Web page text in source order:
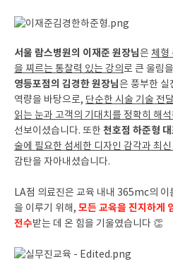
서울 람스병원의 이재준 원장님은 체형
을 찌르는 통찰력 있는 강의로 큰 울림
영등포점의 김경한 원장님은 풍부한 실
역량을 바탕으로, 단순한 시술 기술 전
읽는 눈과 고객의 기대치를 정확히 해
선보이셨습니다. 또한 천호점 하준형
술에 필요한 섬세한 디자인 감각과 최
감탄을 자아내셨습니다.
LA점 의료진은 교육 내내 365mc의
을 이루기 위해, 모든 교육을 진지하게
전수받는 데 온 힘을 기울였습니다 👏